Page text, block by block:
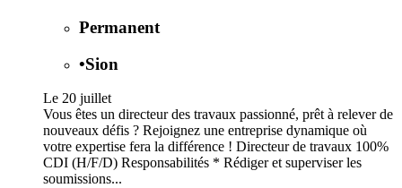
Permanent
•Sion
Le 20 juillet
Vous êtes un directeur des travaux passionné, prêt à relever de
nouveaux défis ? Rejoignez une entreprise dynamique où
votre expertise fera la différence ! Directeur de travaux 100%
CDI (H/F/D) Responsabilités * Rédiger et superviser les
soumissions...